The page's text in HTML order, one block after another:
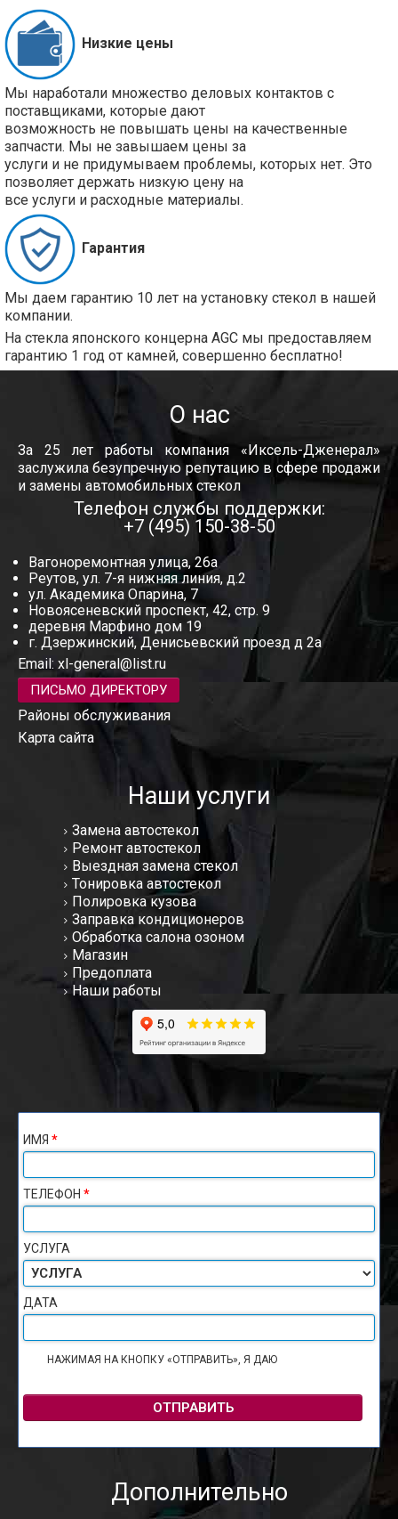
Низкие цены
Мы наработали множество деловых контактов с
поставщиками, которые дают
возможность не повышать цены на качественные
запчасти. Мы не завышаем цены за
услуги и не придумываем проблемы, которых нет. Это
позволяет держать низкую цену на
все услуги и расходные материалы.
Гарантия
Мы даем гарантию 10 лет на установку стекол в нашей
компании.
На стекла японского концерна AGC мы предоставляем
гарантию 1 год от камней, совершенно бесплатно!
О нас
За 25 лет работы компания «Иксель-Дженерал»
заслужила безупречную репутацию в сфере продажи
и замены автомобильных стекол
Телефон службы поддержки:
+7 (495) 150-38-50
Вагоноремонтная улица, 26а
Реутов, ул. 7-я нижняя линия, д.2
ул. Академика Опарина, 7
Новоясеневский проспект, 42, стр. 9
деревня Марфино дом 19
г. Дзержинский, Денисьевский проезд д 2а
Email: xl-general@list.ru
ПИСЬМО ДИРЕКТОРУ
Районы обслуживания
Карта сайта
Наши услуги
Замена автостекол
Ремонт автостекол
Выездная замена стекол
Тонировка автостекол
Полировка кузова
Заправка кондиционеров
Обработка салона озоном
Магазин
Предоплата
Наши работы
ИМЯ *
ТЕЛЕФОН *
УСЛУГА
ДАТА
НАЖИМАЯ НА КНОПКУ «ОТПРАВИТЬ», Я ДАЮ
ОТПРАВИТЬ
Дополнительно